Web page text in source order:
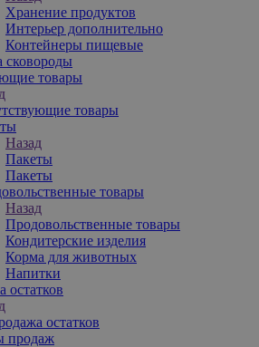
Хранение продуктов
Интерьер дополнительно
Контейнеры пищевые
сковороды
товары
товары
Назад
Пакеты
Пакеты
товары
Назад
Продовольственные товары
Кондитерские изделия
Корма для животных
Напитки
остатков
остатков
продаж